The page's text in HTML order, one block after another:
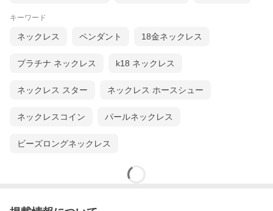
キーワード
ネックレス ペンダント 18金ネックレス
プラチナ ネックレス k18 ネックレス
ネックレス スター ネックレス ホースシュー
ネックレスコイン パールネックレス
ビーズロングネックレス